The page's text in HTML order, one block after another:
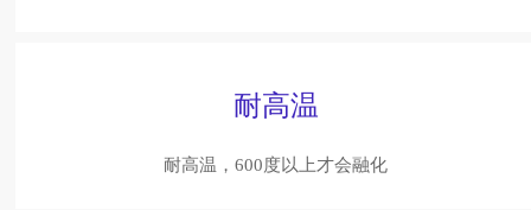
耐高温
耐高温，600度以上才会融化